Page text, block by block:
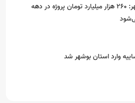
استاندار بوشهر: ۲۶۰ هزار میلیارد تومان پروژه در دهه
وارد استان بوشهر شد